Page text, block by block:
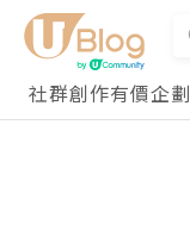
社群創作有價企劃